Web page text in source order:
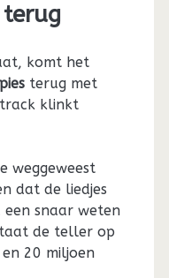
terug
komt het
terug met
klinkt
weggeweest
dat de liedjes
een snaar weten
de teller op
20 miljoen